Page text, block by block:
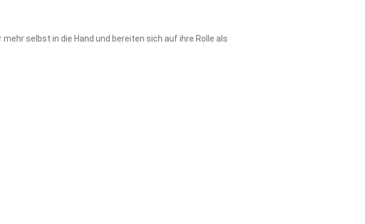
selbst in die Hand und bereiten sich auf ihre Rolle als